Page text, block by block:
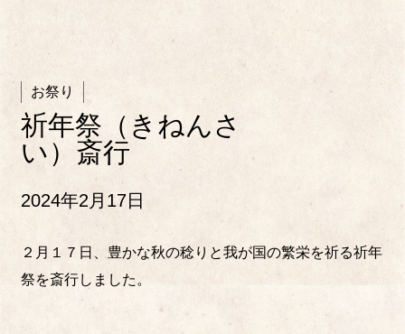
お祭り
祈年祭（きねんさ
い）斎行
2024年2月17日
２月１７日、豊かな秋の稔りと我が国の繁栄を祈る祈年
祭を斎行しました。